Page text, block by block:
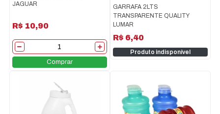
JAGUAR
R$ 10,90
Comprar
GARRAFA 2LTS
TRANSPARENTE QUALITY
LUMAR
R$ 6,40
Produto indisponível